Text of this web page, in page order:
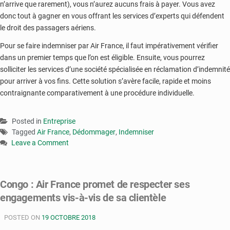
n’arrive que rarement), vous n’aurez aucuns frais à payer. Vous avez
donc tout à gagner en vous offrant les services d’experts qui défendent
le droit des passagers aériens.
Pour se faire indemniser par Air France, il faut impérativement vérifier
dans un premier temps que l’on est éligible. Ensuite, vous pourrez
solliciter les services d’une société spécialisée en réclamation d’indemnité
pour arriver à vos fins. Cette solution s’avère facile, rapide et moins
contraignante comparativement à une procédure individuelle.
Posted in Entreprise
Tagged Air France, Dédommager, Indemniser
Leave a Comment
comment
se
indemniser
Congo : Air France promet de respecter ses
engagements vis-à-vis de sa clientèle
POSTED ON 19 OCTOBRE 2018